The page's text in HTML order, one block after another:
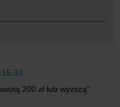
200 zł lub wyższą"